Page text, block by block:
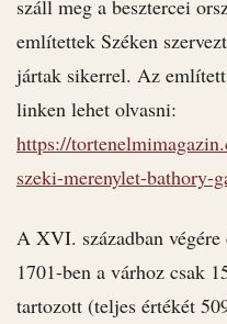
száll meg a besztercei
említettek Széken
jártak sikerrel. Az
linken lehet olvasni:
https://
szeki-merenylet-bathory-
A XVI. században
1701-ben a várhoz csak
tartozott (teljes értékét